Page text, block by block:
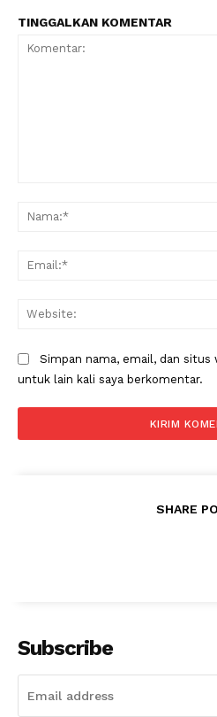
TINGGALKAN KOMENTAR
Simpan nama, email, dan situs
untuk lain kali saya berkomentar.
SHARE
Subscribe